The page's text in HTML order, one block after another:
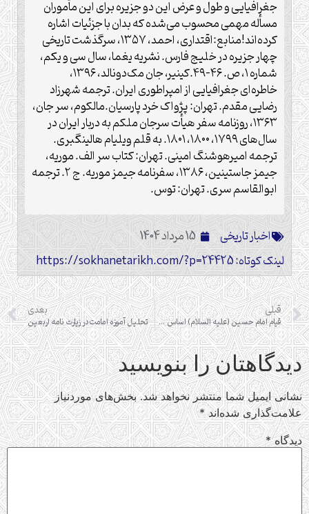
جغرافیایی و طول و عرض این دو جزیره برای این مأموران
مسأله مهمی محسوب می‌شده که بدان با جزئیات اشاره
کرده‌اند!منابع:اقتداری، احمد، ۱۳۵۷، سرگذشت تاریخی
چهار جزیره در خلیج فارس. نشریه یغما، سال سی و یکم،
شماره ۱، ص. ۴۶-۴۹.کینیر، جان مک‌دونالد، ۱۳۹۶،
خاطره‌ای جغرافیایی از امپراطوری ایران. ترجمه شهرزاد
رضایی مقدم. تهران: پژواک خرد پارسیان.مالکوم، سر جان،
۱۳۶۳، روزنامه سفر هیأت سرجان ملکم به دربار ایران در
سال‌های ۱۷۹۹، ۱۸۰۰، ۱۸۰۱. به قلم ویلیام‌ هالینگبری.
ترجمه امیرهوشنگ امینی. تهران: کتاب سر الف. موریه،
جیمز جاستینین، ۱۳۸۶، سفرنامه جیمز موریه. ج ۲. ترجمه
ابوالقاسم سری. تهران: توس.
اخبار تاریخی
15 مرداد 1404
لینک کوتاه: https://sokhanetarikh.com/?p=24425
قبلی
قیام امام حسین (علیه السلام) اساس حفظ و تداوم دین اسلام بود
بعدی
تحلیل آموزه امامت در زیارت نامه اربعین
دیدگاهتان را بنویسید
نشانی ایمیل شما منتشر نخواهد شد. بخش‌های موردنیاز
علامت‌گذاری شده‌اند*
دیدگاه*